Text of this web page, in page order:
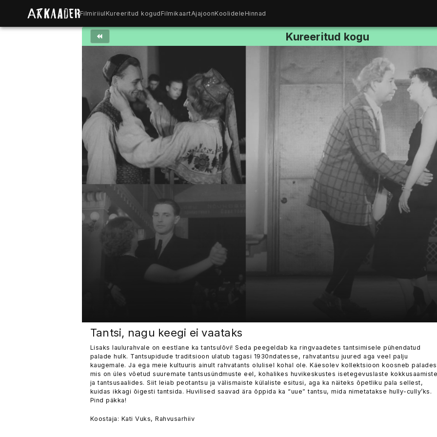
FilmiriiulKureeritud kogudFilmikaartAjajoonKoolideleHinnad
Kureeritud kogu
Tantsi, nagu keegi ei vaataks
Lisaks laulurahvale on eestlane ka tantsulõvi! Seda peegeldab ka ringvaadetes tantsimisele pühendatud
palade hulk. Tantsupidude traditsioon ulatub tagasi 1930ndatesse, rahvatantsu juured aga veel palju
kaugemale. Ja ega meie kultuuris ainult rahvatants olulisel kohal ole. Käesolev kollektsioon koosneb
mis on üles võetud suuremate tantsusündmuste eel, kohalikes huvikeskustes isetegevuslaste
ja tantsusaalides. Siit leiab peotantsu ja välismaiste külaliste esitusi, aga ka näiteks õpetliku pala sellest,
kuidas ikkagi õigesti tantsida. Huvilised saavad ära õppida ka “uue” tantsu, mida nimetatakse hully-cully’ks.
Pind päkka!
Koostaja: Kati Vuks, Rahvusarhiiv